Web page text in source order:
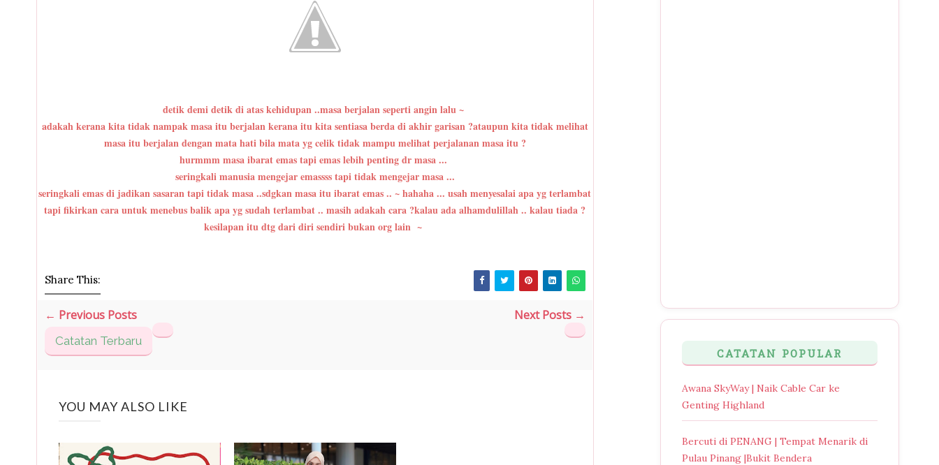
detik demi detik di atas kehidupan ..masa berjalan seperti angin lalu ~
adakah kerana kita tidak nampak masa itu berjalan kerana itu kita sentiasa berda di akhir garisan ?ataupun kita tidak melihat
masa itu berjalan dengan mata hati bila mata yg celik tidak mampu melihat perjalanan masa itu ?
hurmmm masa ibarat emas tapi emas lebih penting dr masa ...
seringkali manusia mengejar emassss tapi tidak mengejar masa ...
seringkali emas di jadikan sasaran tapi tidak masa ..sdgkan masa itu ibarat emas .. ~ hahaha ... usah menyesalai apa yg terlambat
tapi fikirkan cara untuk menebus balik apa yg sudah terlambat .. masih adakah cara ?kalau ada alhamdulillah .. kalau tiada ?
kesilapan itu dtg dari diri sendiri bukan org lain ~
Share This:
← Previous Posts
Catatan Terbaru
Next Posts →
YOU MAY ALSO LIKE
CATATAN POPULAR
Awana SkyWay | Naik Cable Car ke
Genting Highland
Bercuti di PENANG | Tempat Menarik di
Pulau Pinang |Bukit Bendera